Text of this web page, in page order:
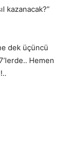
kazanacak?”
dek üçüncü
Hemen